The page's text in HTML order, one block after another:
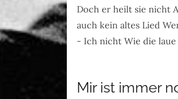
Doch er heilt sie nicht
auch kein altes Lied
- Ich nicht Wie die
Mir ist immer